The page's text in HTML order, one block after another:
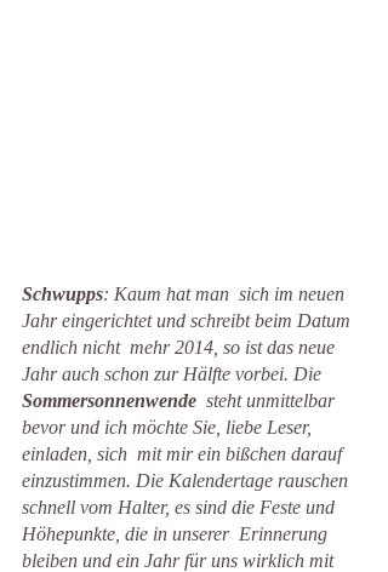
Schwupps: Kaum hat man  sich im neuen
Jahr eingerichtet und schreibt beim Datum
endlich nicht  mehr 2014, so ist das neue
Jahr auch schon zur Hälfte vorbei. Die
Sommersonnenwende
  steht unmittelbar
bevor und ich möchte Sie, liebe Leser,
einladen, sich  mit mir ein bißchen darauf
einzustimmen. Die Kalendertage rauschen
schnell vom Halter, es sind die Feste und
Höhepunkte, die in unserer  Erinnerung
bleiben und ein Jahr für uns wirklich mit